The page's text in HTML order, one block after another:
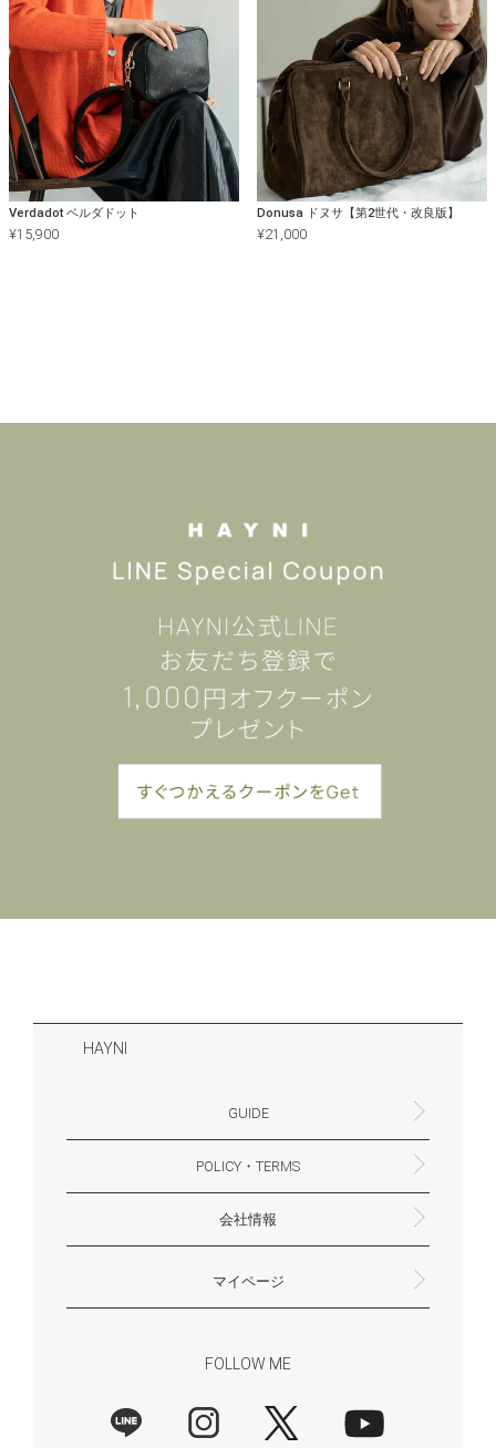
Verdadot ベルダドット
¥15,900
Donusa ドヌサ【第2世代・改良版】
¥21,000
HAYNI
GUIDE
よくあるご質問・お問合せ
お支払いについて
配送・送料について
ギフトサービスについて
一緒に働く？(HAYNI採用情報サイトへ)
for Foreigners (overseas delivery)
POLICY・TERMS
返品・交換について
プライバシーポリシー
特定商取引法に基づく表示
外部送信ポリシー
会社情報
大阪府大阪市淀川区十八条3-9-35
電話番号：06-6868-9671
※お電話でのお問合せ受付は行っておりません
メール：support@hayni.jp
お問い合わせはこちらからお願いいたします
営業時間：10：00～15：00（金曜日は14：00ま
定休日： 土・日・祝祭日
※土日祝祭日はお休みをいただきます。
メールの返信は翌営業日となりますので、ご了承
マイページ
FOLLOW ME